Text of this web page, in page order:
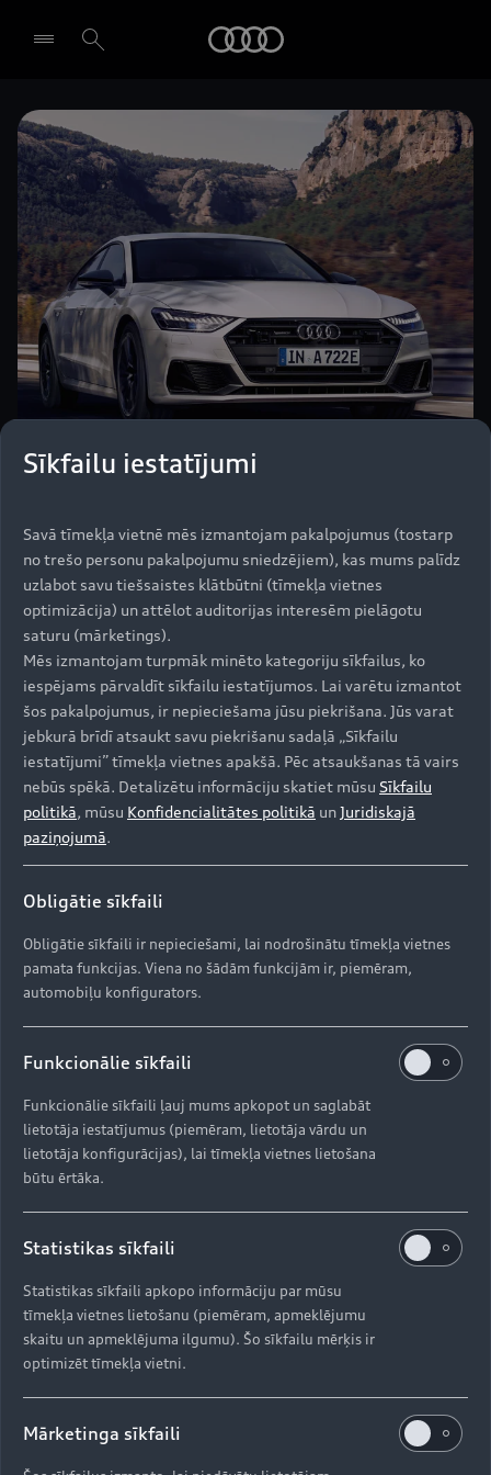
Izvēlēties dīleri
Jūsu Audi A7 funkcijas pēc
pieprasījuma
2021. gada un jaunākiem Audi A7
modeļiem ir pieejams šāds
aprīkojums:
›
Viedtālruņa saskarne
›
Automobiļa novietošanas stāvvietā palīgs
Reģistrējieties myAudi un noskaidrojiet, kas ir
Pieejamais aprīkojums var būt atkarīgs no automobiļa modeļa.
Piesakieties myAudi kontā, lai noskaidrotu, kas ir pieejams tieši jūsu
Uz augšu
Visi modeļi
e-tron
e-tron GT
Iegādāties Audi
Aktuālie piedāvājumi
Krājuma automobiļi
Lietoti automobiļi
Audi serviss
Aktualitātes
AUDI AG
Sīkfailu iestatījumi
Savā tīmekļa vietnē mēs izmantojam pakalpojumus (tostarp
no trešo personu pakalpojumu sniedzējiem), kas mums palīdz
uzlabot savu tiešsaistes klātbūtni (tīmekļa vietnes
optimizācija) un attēlot auditorijas interesēm pielāgotu
saturu (mārketings).
Mēs izmantojam turpmāk minēto kategoriju sīkfailus, ko
iespējams pārvaldīt sīkfailu iestatījumos. Lai varētu izmantot
šos pakalpojumus, ir nepieciešama jūsu piekrišana. Jūs varat
jebkurā brīdī atsaukt savu piekrišanu sadaļā „Sīkfailu
iestatījumi” tīmekļa vietnes apakšā. Pēc atsaukšanas tā vairs
nebūs spēkā. Detalizētu informāciju skatiet mūsu Sīkfailu
politikā, mūsu Konfidencialitātes politikā unJuridiskajā
paziņojumā.
Obligātie sīkfaili
Obligātie sīkfaili ir nepieciešami, lai nodrošinātu tīmekļa vietnes
pamata funkcijas. Viena no šādām funkcijām ir, piemēram,
automobiļu konfigurators.
Funkcionālie sīkfaili
Funkcionālie sīkfaili ļauj mums apkopot un saglabāt
lietotāja iestatījumus (piemēram, lietotāja vārdu un
lietotāja konfigurācijas), lai tīmekļa vietnes lietošana
būtu ērtāka.
Statistikas sīkfaili
Statistikas sīkfaili apkopo informāciju par mūsu
tīmekļa vietnes lietošanu (piemēram, apmeklējumu
skaitu un apmeklējuma ilgumu). Šo sīkfailu mērķis ir
optimizēt tīmekļa vietni.
Mārketinga sīkfaili